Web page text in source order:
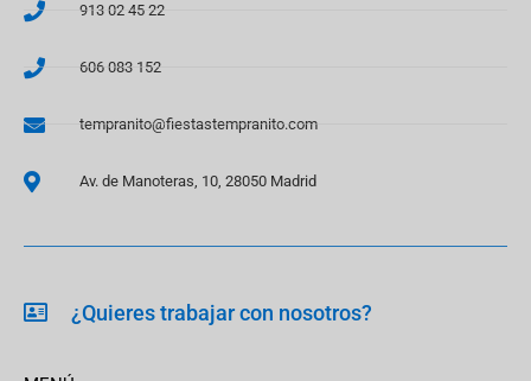
913 02 45 22
606 083 152
tempranito@fiestastempranito.com
Av. de Manoteras, 10, 28050 Madrid
¿Quieres trabajar con nosotros?